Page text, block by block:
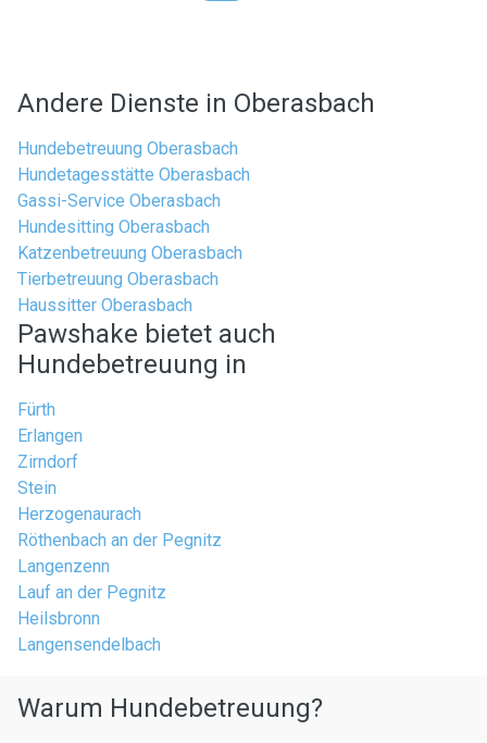
Andere Dienste in Oberasbach
Hundebetreuung Oberasbach
Hundetagesstätte Oberasbach
Gassi-Service Oberasbach
Hundesitting Oberasbach
Katzenbetreuung Oberasbach
Tierbetreuung Oberasbach
Haussitter Oberasbach
Pawshake bietet auch
Hundebetreuung in
Fürth
Erlangen
Zirndorf
Stein
Herzogenaurach
Röthenbach an der Pegnitz
Langenzenn
Lauf an der Pegnitz
Heilsbronn
Langensendelbach
Warum Hundebetreuung?